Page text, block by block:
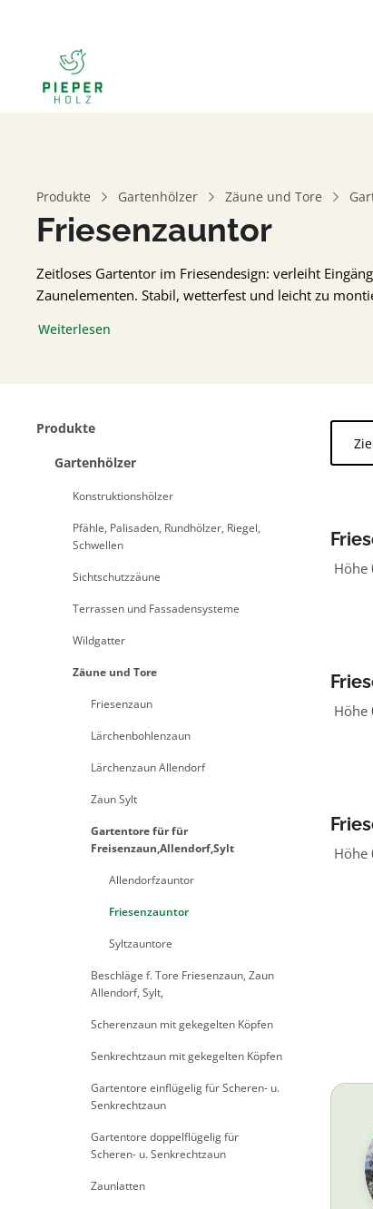
Produkte Gartenhölzer Zäune und Tore
Friesenzauntor
Zeitloses Gartentor im Friesendesign: verleiht
Zaunelementen. Stabil, wetterfest und leicht zu
Weiterlesen
Produkte
Gartenhölzer
Konstruktionshölzer
Pfähle, Palisaden, Rundhölzer, Riegel,
Schwellen
Sichtschutzzäune
Terrassen und Fassadensysteme
Wildgatter
Zäune und Tore
Friesenzaun
Lärchenbohlenzaun
Lärchenzaun Allendorf
Zaun Sylt
Gartentore für für
Freisenzaun,Allendorf,Sylt
Allendorfzauntor
Friesenzauntor
Syltzauntore
Beschläge f. Tore Friesenzaun, Zaun
Allendorf, Sylt,
Scherenzaun mit gekegelten Köpfen
Senkrechtzaun mit gekegelten Köpfen
Gartentore einflügelig für Scheren- u.
Senkrechtzaun
Gartentore doppelflügelig für
Scheren- u. Senkrechtzaun
Zaunlatten
Höhe
Höhe
Höhe